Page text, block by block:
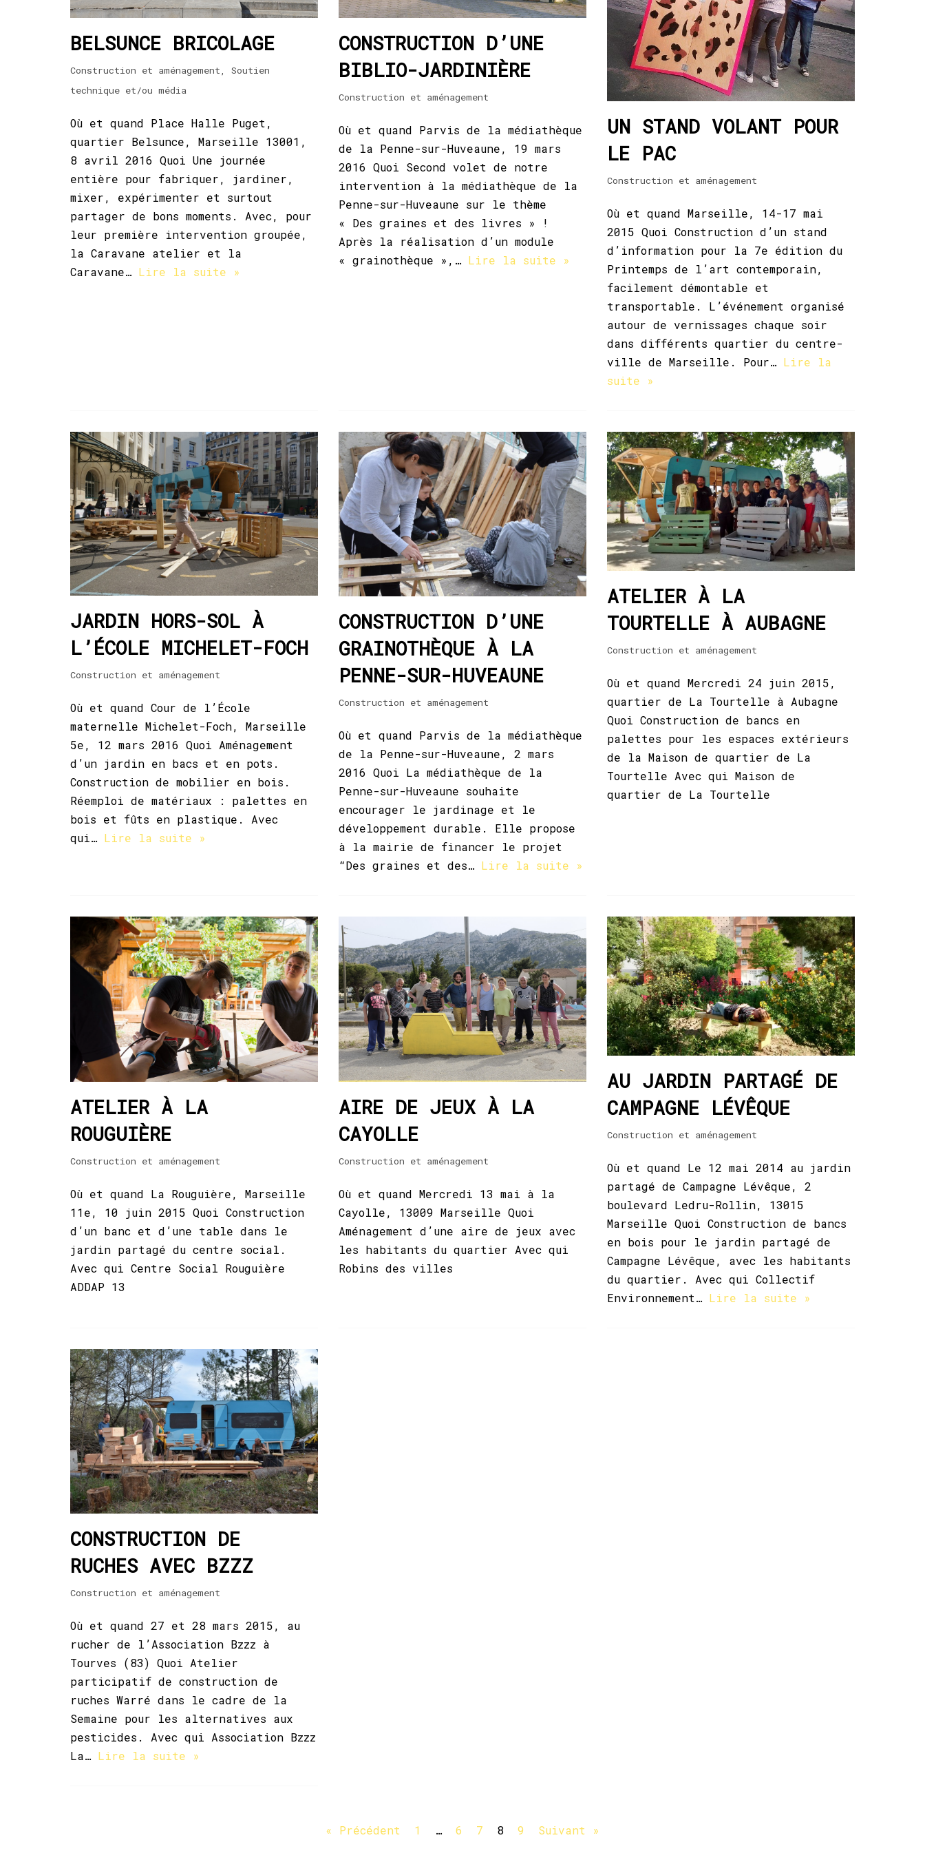
BELSUNCE BRICOLAGE
Construction et aménagement, Soutien
technique et/ou média
Où et quand Place Halle Puget,
quartier Belsunce, Marseille 13001,
8 avril 2016 Quoi Une journée
entière pour fabriquer, jardiner,
mixer, expérimenter et surtout
partager de bons moments. Avec, pour
leur première intervention groupée,
la Caravane atelier et la
Caravane… Lire la suite »
CONSTRUCTION D’UNE
BIBLIO-JARDINIÈRE
Construction et aménagement
Où et quand Parvis de la médiathèque
de la Penne-sur-Huveaune, 19 mars
2016 Quoi Second volet de notre
intervention à la médiathèque de la
Penne-sur-Huveaune sur le thème
« Des graines et des livres » !
Après la réalisation d’un module
« grainothèque »,… Lire la suite »
UN STAND VOLANT POUR
LE PAC
Construction et aménagement
Où et quand Marseille, 14-17 mai
2015 Quoi Construction d’un stand
d’information pour la 7e édition du
Printemps de l’art contemporain,
facilement démontable et
transportable. L’événement organisé
autour de vernissages chaque soir
dans différents quartier du centre-
ville de Marseille. Pour… Lire la
suite »
JARDIN HORS-SOL À
L’ÉCOLE MICHELET-FOCH
Construction et aménagement
Où et quand Cour de l’École
maternelle Michelet-Foch, Marseille
5e, 12 mars 2016 Quoi Aménagement
d’un jardin en bacs et en pots.
Construction de mobilier en bois.
Réemploi de matériaux : palettes en
bois et fûts en plastique. Avec
qui… Lire la suite »
CONSTRUCTION D’UNE
GRAINOTHÈQUE À LA
PENNE-SUR-HUVEAUNE
Construction et aménagement
Où et quand Parvis de la médiathèque
de la Penne-sur-Huveaune, 2 mars
2016 Quoi La médiathèque de la
Penne-sur-Huveaune souhaite
encourager le jardinage et le
développement durable. Elle propose
à la mairie de financer le projet
“Des graines et des… Lire la suite »
ATELIER À LA
TOURTELLE À AUBAGNE
Construction et aménagement
Où et quand Mercredi 24 juin 2015,
quartier de La Tourtelle à Aubagne
Quoi Construction de bancs en
palettes pour les espaces extérieurs
de la Maison de quartier de La
Tourtelle Avec qui Maison de
quartier de La Tourtelle
ATELIER À LA
ROUGUIÈRE
Construction et aménagement
Où et quand La Rouguière, Marseille
11e, 10 juin 2015 Quoi Construction
d’un banc et d’une table dans le
jardin partagé du centre social.
Avec qui Centre Social Rouguière
ADDAP 13
AIRE DE JEUX À LA
CAYOLLE
Construction et aménagement
Où et quand Mercredi 13 mai à la
Cayolle, 13009 Marseille Quoi
Aménagement d’une aire de jeux avec
les habitants du quartier Avec qui
Robins des villes
AU JARDIN PARTAGÉ DE
CAMPAGNE LÉVÊQUE
Construction et aménagement
Où et quand Le 12 mai 2014 au jardin
partagé de Campagne Lévêque, 2
boulevard Ledru-Rollin, 13015
Marseille Quoi Construction de bancs
en bois pour le jardin partagé de
Campagne Lévêque, avec les habitants
du quartier. Avec qui Collectif
Environnement… Lire la suite »
CONSTRUCTION DE
RUCHES AVEC BZZZ
Construction et aménagement
Où et quand 27 et 28 mars 2015, au
rucher de l’Association Bzzz à
Tourves (83) Quoi Atelier
participatif de construction de
ruches Warré dans le cadre de la
Semaine pour les alternatives aux
pesticides. Avec qui Association Bzzz
La… Lire la suite »
« Précédent 1 … 6 7 8 9 Suivant »